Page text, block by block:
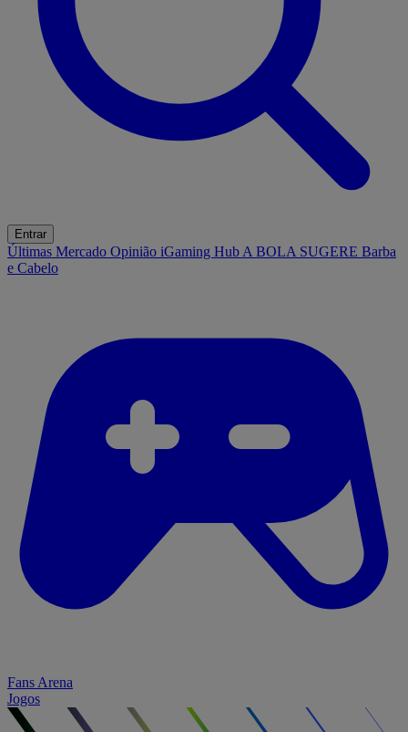
Entrar
Últimas Mercado Opinião iGaming Hub A BOLA SUGERE Barba
e Cabelo
Fans Arena
Jogos